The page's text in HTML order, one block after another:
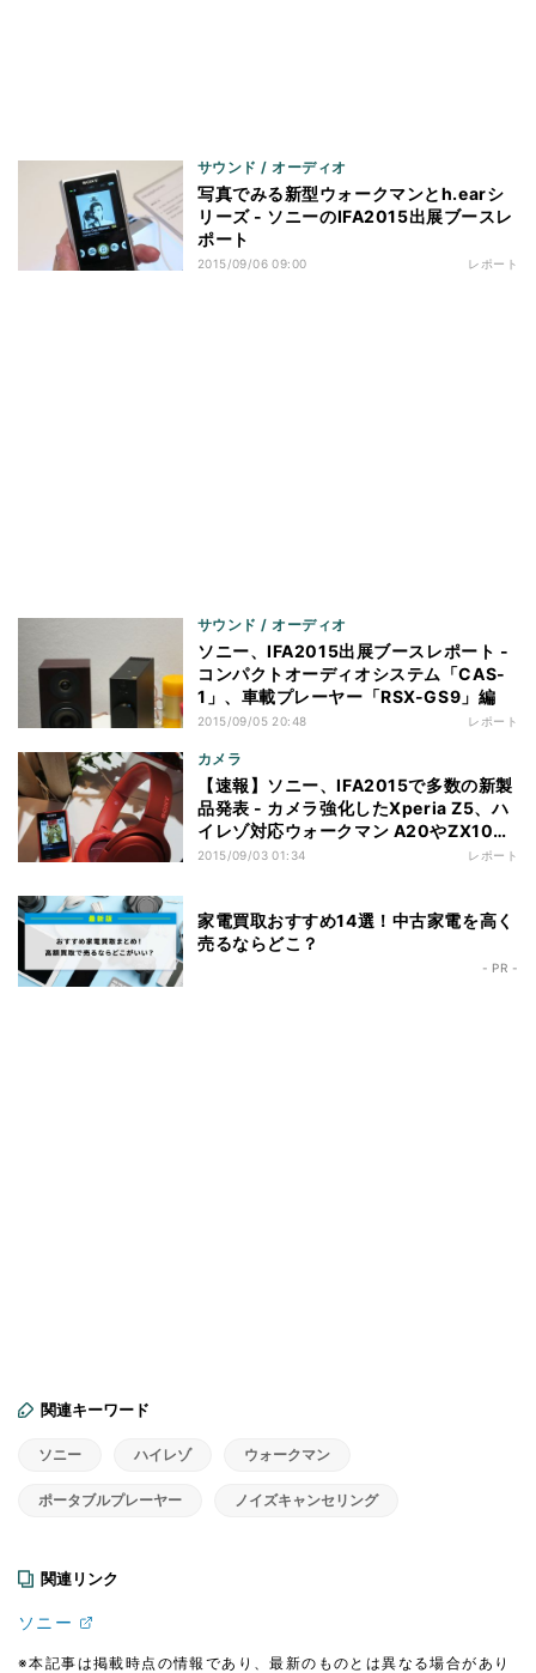
サウンド / オーディオ
写真でみる新型ウォークマンとh.earシ
リーズ - ソニーのIFA2015出展ブースレ
ポート
2015/09/06 09:00 レポート
サウンド / オーディオ
ソニー、IFA2015出展ブースレポート -
コンパクトオーディオシステム「CAS-
1」、車載プレーヤー「RSX-GS9」編
2015/09/05 20:48 レポート
カメラ
【速報】ソニー、IFA2015で多数の新製
品発表 - カメラ強化したXperia Z5、ハ
イレゾ対応ウォークマン A20やZX100
など
2015/09/03 01:34 レポート
家電買取おすすめ14選！中古家電を高く
売るならどこ？
- PR -
関連キーワード
ソニー ハイレゾ ウォークマン
ポータブルプレーヤー ノイズキャンセリング
関連リンク
ソニー
※本記事は掲載時点の情報であり、最新のものとは異なる場合があり